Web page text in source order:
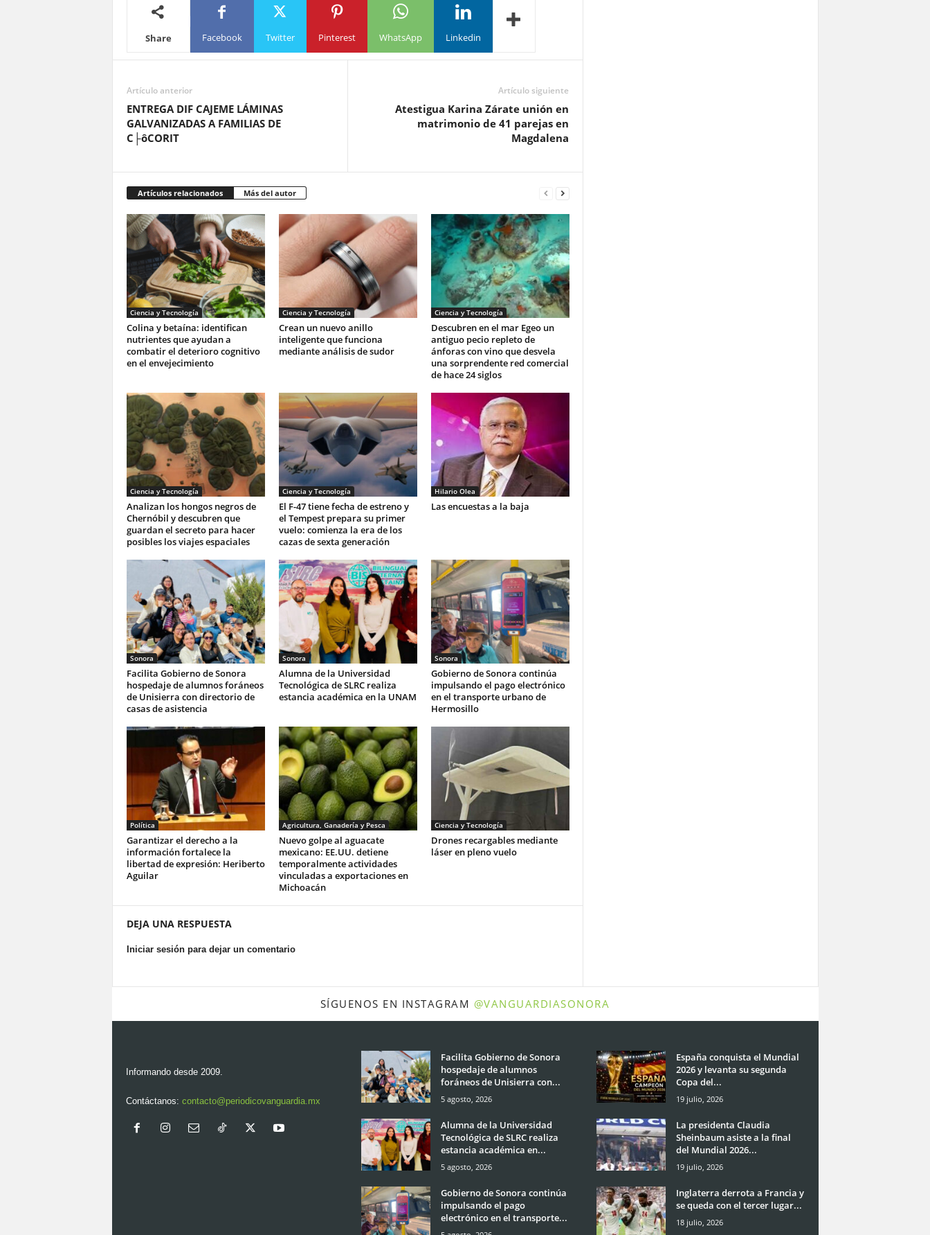
Share Facebook Twitter Pinterest WhatsApp Linkedin
Artículo anterior
ENTREGA DIF CAJEME LÁMINAS
GALVANIZADAS A FAMILIAS DE
C├ôCORIT
Artículo siguiente
Atestigua Karina Zárate unión en
matrimonio de 41 parejas en
Magdalena
Artículos relacionados Más del autor
Ciencia y Tecnología
Colina y betaína: identifican
nutrientes que ayudan a
combatir el deterioro cognitivo
en el envejecimiento
Ciencia y Tecnología
Crean un nuevo anillo
inteligente que funciona
mediante análisis de sudor
Ciencia y Tecnología
Descubren en el mar Egeo un
antiguo pecio repleto de
ánforas con vino que desvela
una sorprendente red comercial
de hace 24 siglos
Ciencia y Tecnología
Analizan los hongos negros de
Chernóbil y descubren que
guardan el secreto para hacer
posibles los viajes espaciales
Ciencia y Tecnología
El F-47 tiene fecha de estreno y
el Tempest prepara su primer
vuelo: comienza la era de los
cazas de sexta generación
Hilario Olea
Las encuestas a la baja
Sonora
Facilita Gobierno de Sonora
hospedaje de alumnos foráneos
de Unisierra con directorio de
casas de asistencia
Sonora
Alumna de la Universidad
Tecnológica de SLRC realiza
estancia académica en la UNAM
Sonora
Gobierno de Sonora continúa
impulsando el pago electrónico
en el transporte urbano de
Hermosillo
Política
Garantizar el derecho a la
información fortalece la
libertad de expresión: Heriberto
Aguilar
Agricultura, Ganadería y Pesca
Nuevo golpe al aguacate
mexicano: EE.UU. detiene
temporalmente actividades
vinculadas a exportaciones en
Michoacán
Ciencia y Tecnología
Drones recargables mediante
láser en pleno vuelo
DEJA UNA RESPUESTA
Iniciar sesión para dejar un comentario
SÍGUENOS EN INSTAGRAM @VANGUARDIASONORA
Informando desde 2009.
Contáctanos: contacto@periodicovanguardia.mx
Facilita Gobierno de Sonora
hospedaje de alumnos
foráneos de Unisierra con...
5 agosto, 2026
Alumna de la Universidad
Tecnológica de SLRC realiza
estancia académica en...
5 agosto, 2026
Gobierno de Sonora continúa
impulsando el pago
electrónico en el transporte...
España conquista el Mundial
2026 y levanta su segunda
Copa del...
19 julio, 2026
La presidenta Claudia
Sheinbaum asiste a la final
del Mundial 2026...
19 julio, 2026
Inglaterra derrota a Francia y
se queda con el tercer lugar...
18 julio, 2026